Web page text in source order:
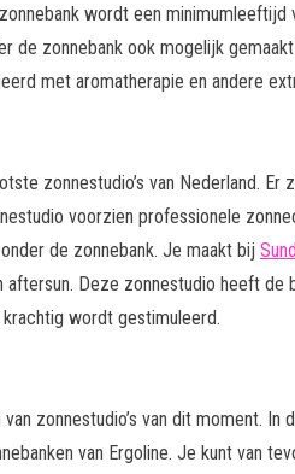
wordt een minimumleeftijd
de zonnebank ook mogelijk
met aromatherapie en andere
zonnestudio’s van Nederland.
voorzien professionele
de zonnebank. Je maakt bij
Deze zonnestudio heeft de
wordt gestimuleerd.
zonnestudio’s van dit moment. In
van Ergoline. Je kunt van